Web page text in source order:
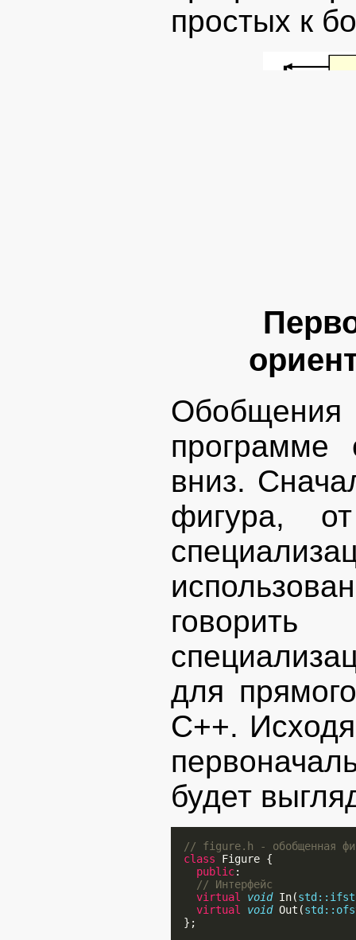
простых к
программе
вниз.
фигура,
для
C++.
будет
// figure.h - обобщенная
class Figure {
public:
// Интерфейс
virtual
void In(
virtual
void Out(
  };